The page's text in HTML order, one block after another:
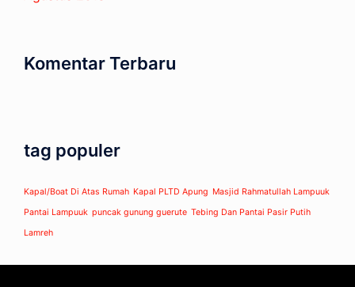
Komentar Terbaru
tag populer
Kapal/Boat Di Atas Rumah Kapal PLTD Apung Masjid Rahmatullah Lampuuk
Pantai Lampuuk puncak gunung guerute Tebing Dan Pantai Pasir Putih
Lamreh